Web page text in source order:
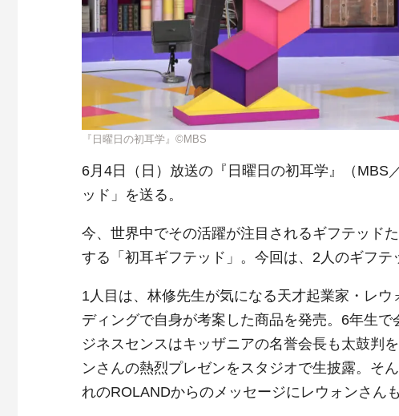
『日曜日の初耳学』©MBS
6月4日（日）放送の『日曜日の初耳学』（
ッド」を送る。
今、世界中でその活躍が注目されるギフテッド
する「初耳ギフテッド」。今回は、2人のギフテ
1人目は、林修先生が気になる天才起業家・レ
ディングで自身が考案した商品を発売。6年生
ジネスセンスはキッザニアの名誉会長も太鼓判
ンさんの熱烈プレゼンをスタジオで生披露。そ
れのROLANDからのメッセージにレウォンさん